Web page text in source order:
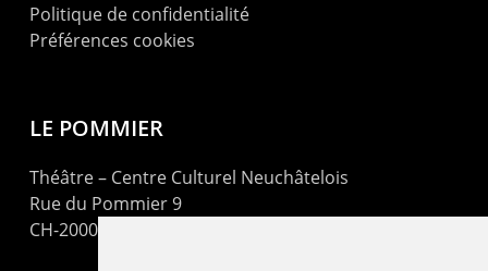
Politique de confidentialité
Préférences cookies
LE POMMIER
Théâtre – Centre Culturel Neuchâtelois
Rue du Pommier 9
CH-2000 Neuchâtel